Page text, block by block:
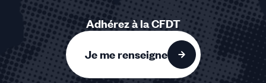
Adhérez à la CFDT
Je me renseigne